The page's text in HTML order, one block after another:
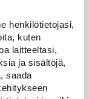
henkilötietojasi,
kuten
laitteeltasi,
ja sisältöjä,
saada